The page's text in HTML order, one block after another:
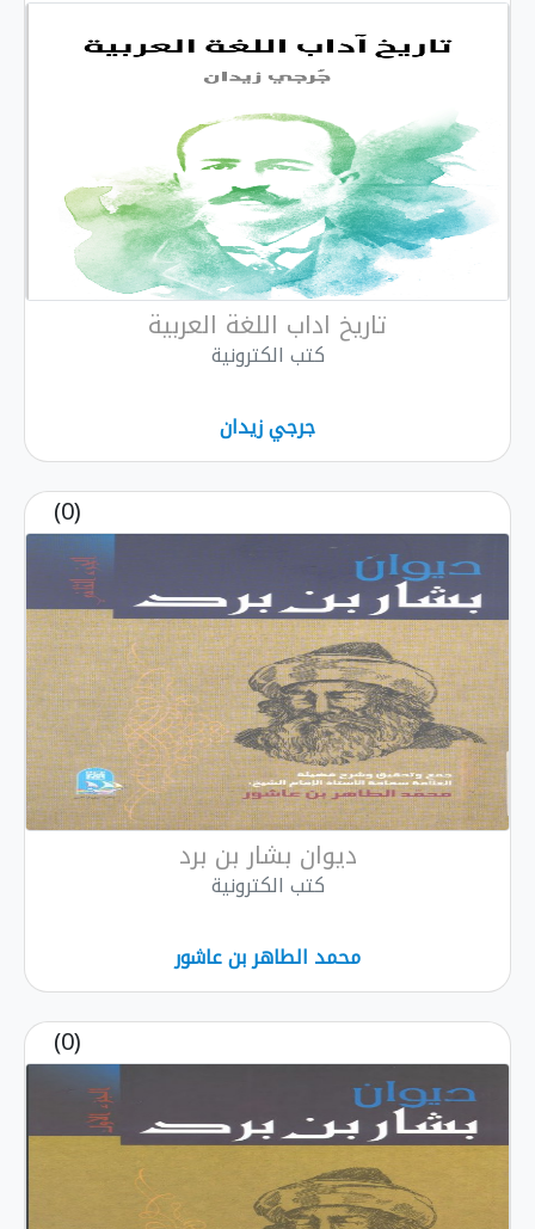
تاريخ اداب اللغة العربية
كتب الكترونية
جرجي زيدان
ديوان بشار بن برد
كتب الكترونية
محمد الطاهر بن عاشور